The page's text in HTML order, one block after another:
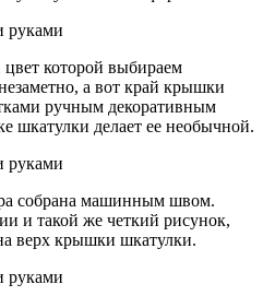
которой выбираем
а вот край крышки
ручным декоративным
шкатулки делает ее необычной.
собрана машинным швом.
и такой же четкий рисунок,
верх крышки шкатулки.